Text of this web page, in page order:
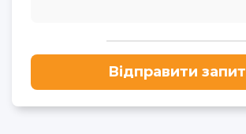
Відправити запит